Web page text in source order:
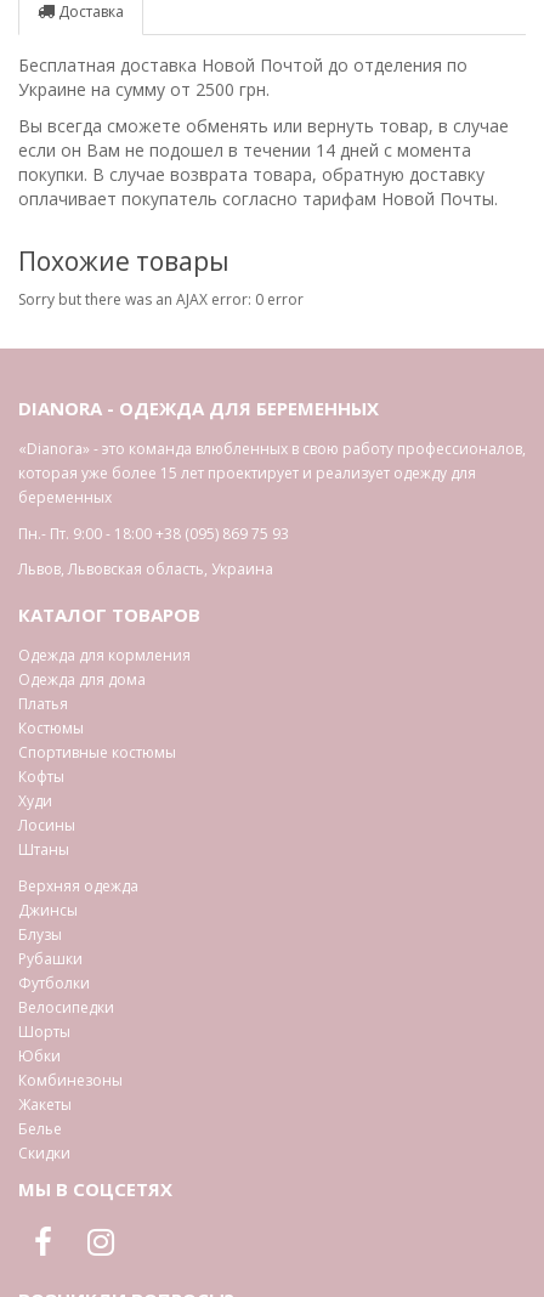
Доставка
Бесплатная доставка Новой Почтой до отделения по
Украине на сумму от 2500 грн.
Вы всегда сможете обменять или вернуть товар, в случае
если он Вам не подошел в течении 14 дней с момента
покупки. В случае возврата товара, обратную доставку
оплачивает покупатель согласно тарифам Новой Почты.
Похожие товары
Sorry but there was an AJAX error: 0 error
DIANORA - ОДЕЖДА ДЛЯ БЕРЕМЕННЫХ
«Dianora» - это команда влюбленных в свою работу профессионалов,
которая уже более 15 лет проектирует и реализует одежду для
беременных
Пн.- Пт. 9:00 - 18:00+38 (095) 869 75 93
Львов,Львовская область, Украина
КАТАЛОГ ТОВАРОВ
Одежда для кормления
Одежда для дома
Платья
Костюмы
Спортивные костюмы
Кофты
Худи
Лосины
Штаны
Верхняя одежда
Джинсы
Блузы
Рубашки
Футболки
Велосипедки
Шорты
Юбки
Комбинезоны
Жакеты
Белье
Скидки
МЫ В СОЦСЕТЯХ